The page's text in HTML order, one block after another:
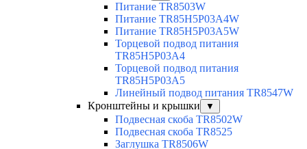
Питание TR8503W
Питание TR85H5P03A4W
Питание TR85H5P03A5W
Торцевой подвод питания
TR85H5P03A4
Торцевой подвод питания
TR85H5P03A5
Линейный подвод питания TR8547W
Кронштейны и крышки
▼
Подвесная скоба TR8502W
Подвесная скоба TR8525
Заглушка TR8506W